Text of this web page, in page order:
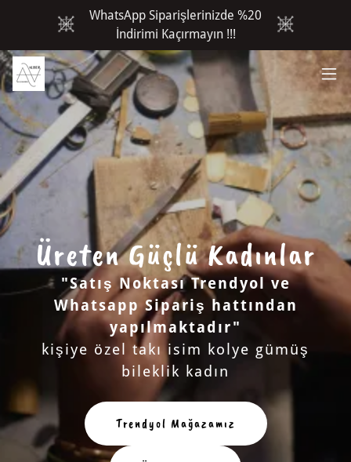
WhatsApp Siparişlerinizde %20
İndirimi Kaçırmayın !!!
Üreten Güçlü Kadınlar
"Satış Noktası Trendyol ve
Whatsapp Sipariş hattından
yapılmaktadır"
kişiye özel takı isim kolye gümüş
bileklik kadın
Trendyol Mağazamız